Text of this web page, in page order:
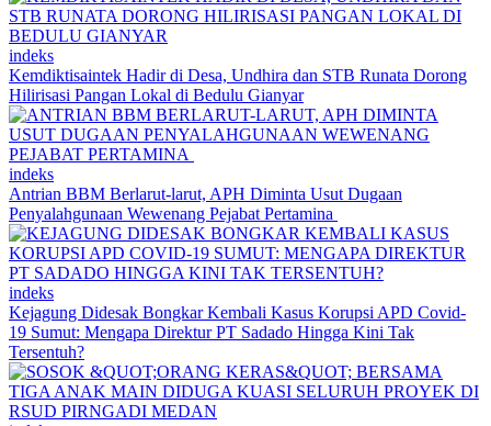
indeks
Kemdiktisaintek Hadir di Desa, Undhira dan STB Runata Dorong
Hilirisasi Pangan Lokal di Bedulu Gianyar
indeks
Antrian BBM Berlarut-larut, APH Diminta Usut Dugaan
Penyalahgunaan Wewenang Pejabat Pertamina
indeks
Kejagung Didesak Bongkar Kembali Kasus Korupsi APD Covid-
19 Sumut: Mengapa Direktur PT Sadado Hingga Kini Tak
Tersentuh?